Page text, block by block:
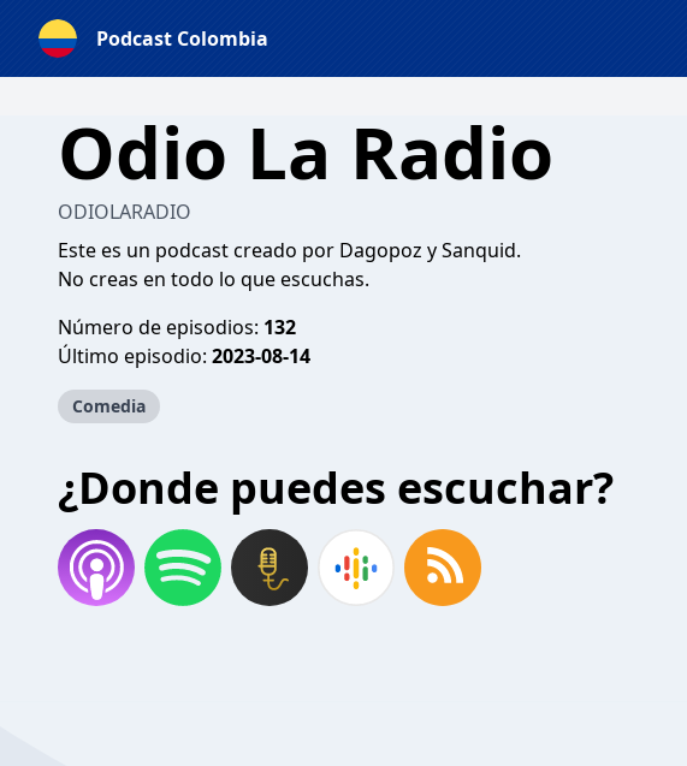
Podcast Colombia
Odio La Radio
ODIOLARADIO
Este es un podcast creado por Dagopoz y Sanquid.
No creas en todo lo que escuchas.
Número de episodios: 132
Último episodio: 2023-08-14
Comedia
¿Donde puedes escuchar?